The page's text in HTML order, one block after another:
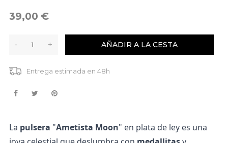
39,00 €
- + AÑADIR A LA CESTA
Entrega estimada en 48h
La pulsera "Ametista Moon" en plata de ley es una